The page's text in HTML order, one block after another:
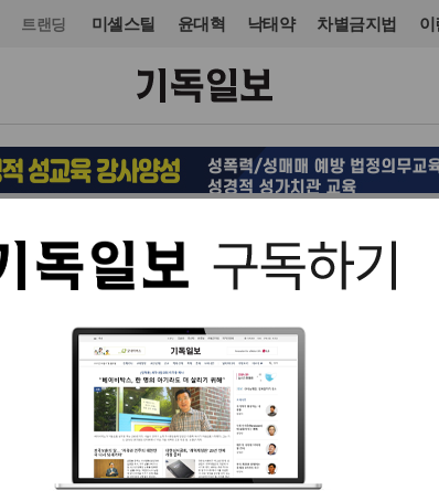
트랜딩 미셸스틸 윤대혁 낙태약 차별금지법
교회일반 입력 2016. 02. 21 15:17